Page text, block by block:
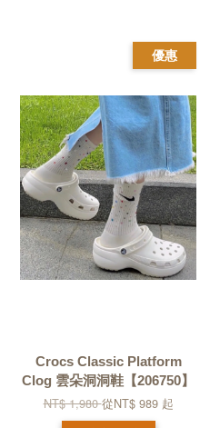
優惠
Crocs Classic Platform
Clog 雲朵洞洞鞋【206750】
NT$ 1,980從NT$ 989 起